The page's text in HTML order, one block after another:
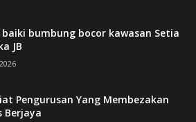
baiki bumbung bocor kawasan Setia
JB
Pengurusan Yang Membezakan
Berjaya